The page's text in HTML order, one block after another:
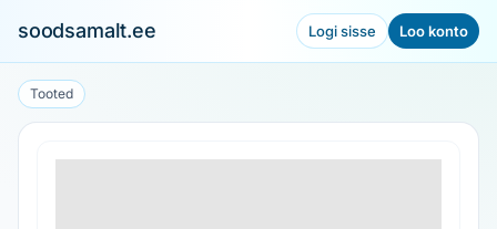
soodsamalt.ee Logi sisse Loo konto
Tooted